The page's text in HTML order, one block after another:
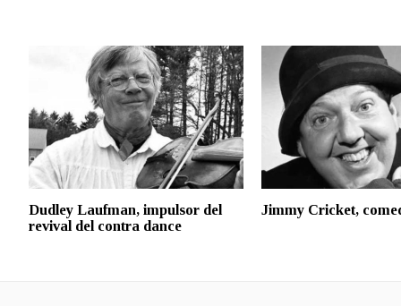
Dudley Laufman, impulsor del
revival del contra dance
Jimmy Cricket,